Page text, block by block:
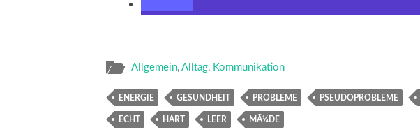
Allgemein, Alltag, Kommunikation
ENERGIE GESUNDHEIT PROBLEME PSEUDOPROBLEME
ECHT HART LEER MÃ¼DE